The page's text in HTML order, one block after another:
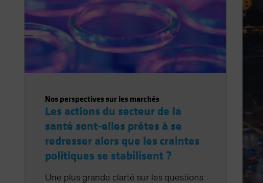
Nos perspectives sur les marchés
Les actions du secteur de la
santé sont-elles prêtes à se
redresser alors que les craintes
politiques se stabilisent ?
Une plus grande clarté sur les questions